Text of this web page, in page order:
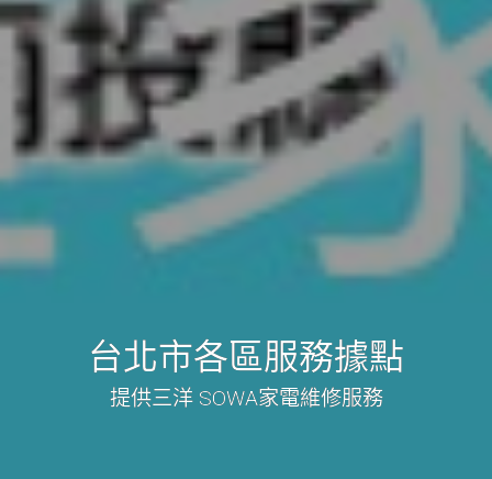
台北市各區服務據點
提供三洋 SOWA家電維修服務